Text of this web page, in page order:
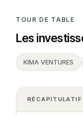
TOUR DE TABLE
Les
KIMA VENTURES
RÉCAPITULATIF